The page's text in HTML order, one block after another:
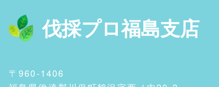
伐採プロ福島支店
〒960-1406